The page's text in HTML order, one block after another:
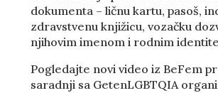
dokumenta – ličnu kartu, pasoš,
zdravstvenu knjižicu, vozačku
njihovim imenom i rodnim
Pogledajte novi video iz BeFem
saradnji sa GetenLGBTQIA